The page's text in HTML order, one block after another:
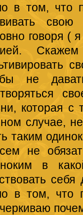
в том, что
свою
говоря (
не
которая с
случае,
таким
не
в
в том, что